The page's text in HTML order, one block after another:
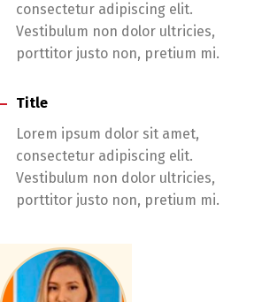
consectetur adipiscing elit.
Vestibulum non dolor ultricies,
porttitor justo non, pretium mi.
Title
Lorem ipsum dolor sit amet,
consectetur adipiscing elit.
Vestibulum non dolor ultricies,
porttitor justo non, pretium mi.